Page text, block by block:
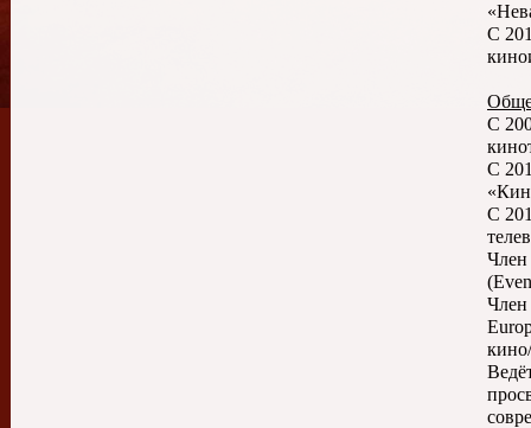
С
С
С
C
Член
Член